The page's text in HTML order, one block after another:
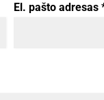
El. pašto adresas